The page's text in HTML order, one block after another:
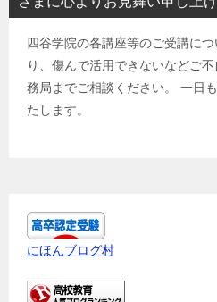
四谷学院の各講座等のご受講に
り、傷んで活用できないなどご
務局までご相談ください。 一日
たします。
にほんブログ村